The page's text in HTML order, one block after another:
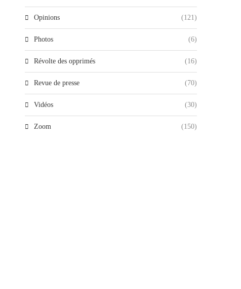
Opinions (121)
Photos (6)
Révolte des opprimés (16)
Revue de presse (70)
Vidéos (30)
Zoom (150)